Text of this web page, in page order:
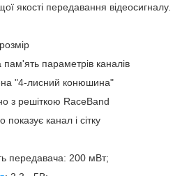
якості передавання відеосигналу.
параметрів каналів
"4-лисний конюшина"
з решіткою RaceBand
канал і сітку
передавача: 200 мВт;